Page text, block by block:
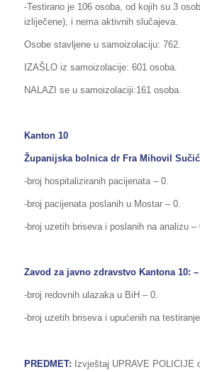
-Testirano je 106 osoba, od kojih su 3
izliječene), i nema aktivnih slučajeva.
Osobe stavljene u samoizolaciju: 762.
IZAŠLO iz samoizolacije: 601 osoba.
NALAZI se u samoizolaciji:161 osoba.
Kanton 10
Županijska bolnica dr Fra Mihovil Sučić
-broj hospitaliziranih pacijenata – 0.
-broj pacijenata poslanih u Mostar – 0.
-broj uzetih briseva i poslanih na analizu –
Zavod za javno zdravstvo Kantona 10: –
-broj redovnih ulazaka u BiH – 0.
-broj uzetih briseva i upućenih na
PREDMET: Izvještaj UPRAVE POLICIJE